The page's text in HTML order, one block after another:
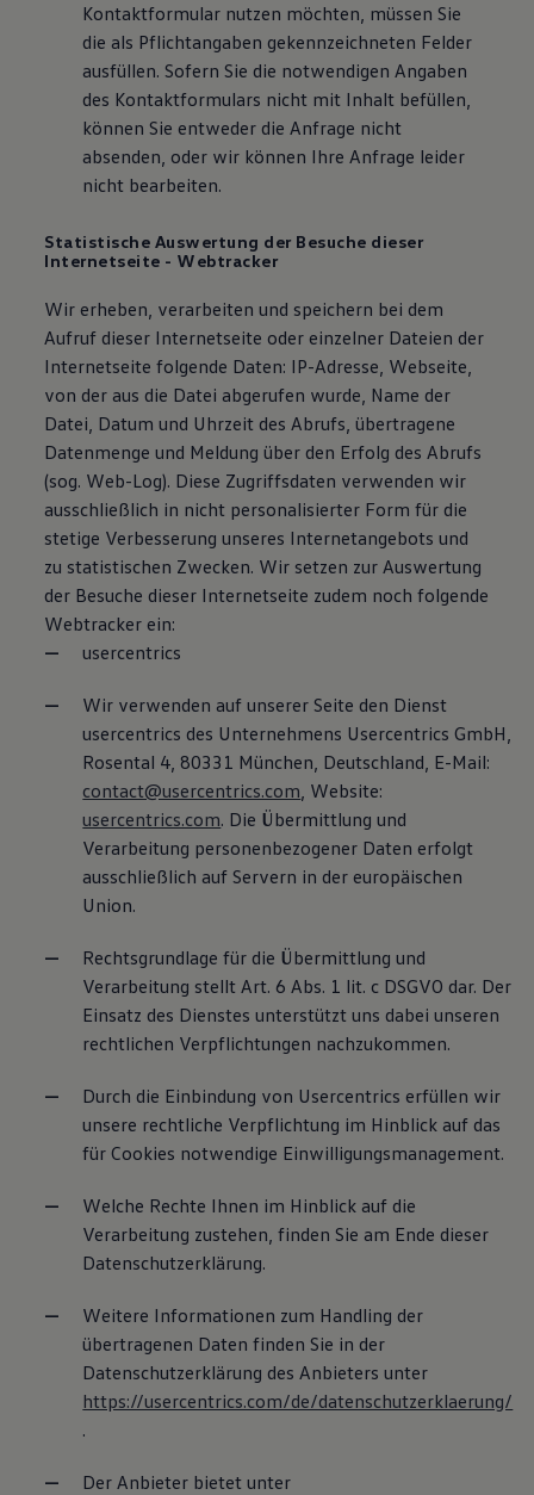
Kontaktformular nutzen möchten, müssen Sie
die als Pflichtangaben gekennzeichneten Felder
ausfüllen. Sofern Sie die notwendigen Angaben
des Kontaktformulars nicht mit Inhalt befüllen,
können Sie entweder die Anfrage nicht
absenden, oder wir können Ihre Anfrage leider
nicht bearbeiten.
Statistische Auswertung der Besuche dieser
Internetseite - Webtracker
Wir erheben, verarbeiten und speichern bei dem
Aufruf dieser Internetseite oder einzelner Dateien der
Internetseite folgende Daten: IP-Adresse, Webseite,
von der aus die Datei abgerufen wurde, Name der
Datei, Datum und Uhrzeit des Abrufs, übertragene
Datenmenge und Meldung über den Erfolg des Abrufs
(sog. Web-Log). Diese Zugriffsdaten verwenden wir
ausschließlich in nicht personalisierter Form für die
stetige Verbesserung unseres Internetangebots und
zu statistischen Zwecken. Wir setzen zur Auswertung
der Besuche dieser Internetseite zudem noch folgende
Webtracker ein:
usercentrics
Wir verwenden auf unserer Seite den Dienst
usercentrics des Unternehmens Usercentrics GmbH,
Rosental 4, 80331 München, Deutschland, E-Mail:
contact@usercentrics.com, Website:
usercentrics.com. Die Übermittlung und
Verarbeitung personenbezogener Daten erfolgt
ausschließlich auf Servern in der europäischen
Union.
Rechtsgrundlage für die Übermittlung und
Verarbeitung stellt Art. 6 Abs. 1 lit. c DSGVO dar. Der
Einsatz des Dienstes unterstützt uns dabei unseren
rechtlichen Verpflichtungen nachzukommen.
Durch die Einbindung von Usercentrics erfüllen wir
unsere rechtliche Verpflichtung im Hinblick auf das
für Cookies notwendige Einwilligungsmanagement.
Welche Rechte Ihnen im Hinblick auf die
Verarbeitung zustehen, finden Sie am Ende dieser
Datenschutzerklärung.
Weitere Informationen zum Handling der
übertragenen Daten finden Sie in der
Datenschutzerklärung des Anbieters unter
https://usercentrics.com/de/datenschutzerklaerung/
.
Der Anbieter bietet unter